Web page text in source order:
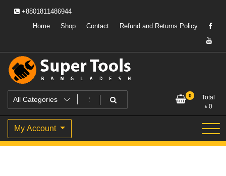
+8801811486944
Home
Shop Contact Refund and Returns Policy
Super Tools Bangladesh
Powering Professionals. Building Bangladesh.
0
Total
৳ 0
My Account